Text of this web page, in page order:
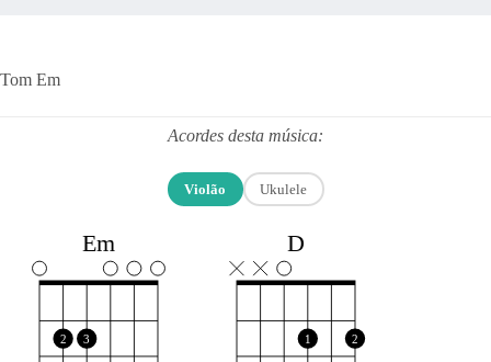
Tom Em
Acordes desta música:
Violão Ukulele
Em
2 3
D
1 2